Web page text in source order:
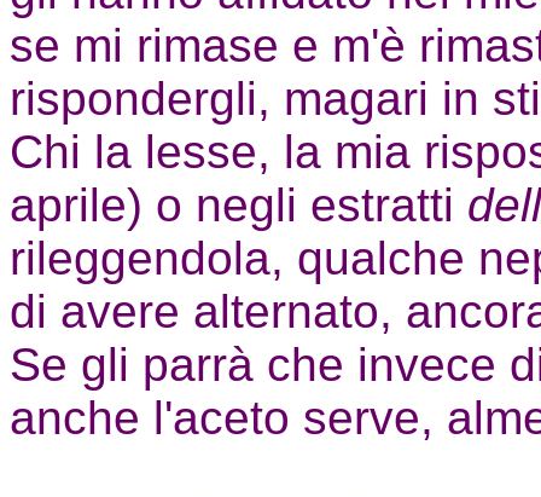
se mi rimase e m'è
rispondergli, magari in
Chi la lesse, la mia
aprile) o negli estratti
rileggendola, qualche
di avere alternato,
Se gli parrà che invece
anche l'aceto serve,